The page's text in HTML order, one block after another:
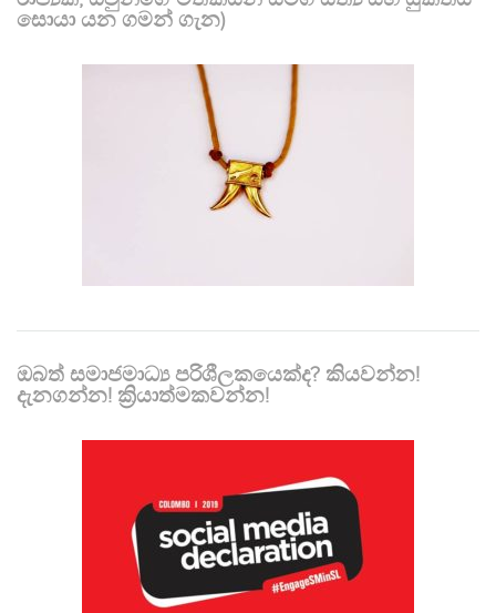
සොයා යන ගමන් ගැන)
ඔබත් සමාජමාධ්‍ය පරිශීලකයෙක්ද? කියවන්න!
දැනගන්න! ක්‍රියාත්මකවන්න!